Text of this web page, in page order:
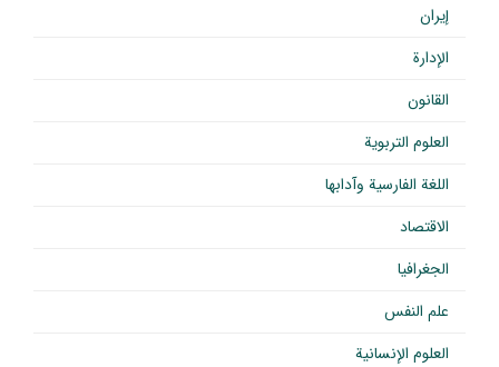
إيران
الإدارة
القانون
العلوم التربوية
اللغة الفارسية وآدابها
الاقتصاد
الجغرافيا
علم النفس
العلوم الإنسانية